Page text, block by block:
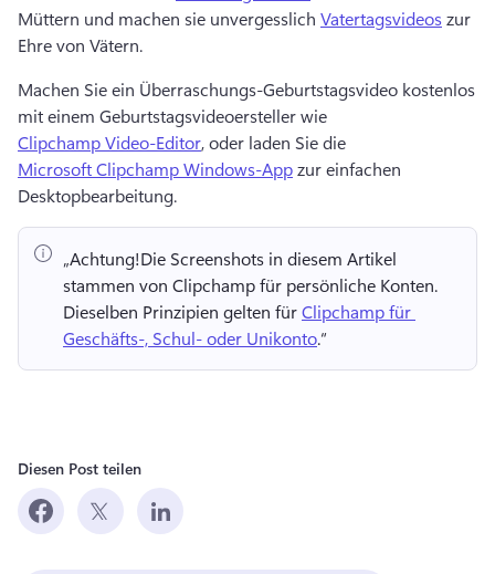
Müttern und machen sie unvergesslich Vatertagsvideos zur
Ehre von Vätern.
Machen Sie ein Überraschungs-Geburtstagsvideo kostenlos
mit einem Geburtstagsvideoersteller wie
Clipchamp Video-Editor, oder laden Sie die
Microsoft Clipchamp Windows-App zur einfachen
Desktopbearbeitung.
„Achtung!Die Screenshots in diesem Artikel
Dieselben Prinzipien gelten für Clipchamp für
Geschäfts-, Schul- oder Unikonto.“
Diesen Post teilen